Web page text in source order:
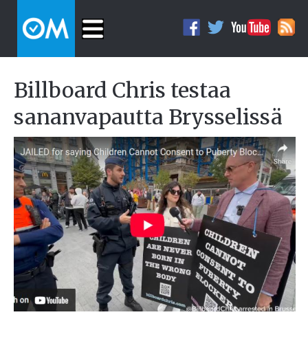
Billboard Chris testaa
sananvapautta Brysselissä